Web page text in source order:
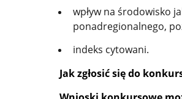
wpływ na środowisko
ponadregionalnego,
indeks cytowani.
Jak zgłosić się do